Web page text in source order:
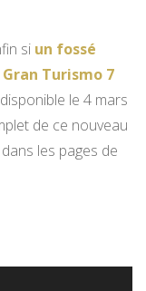
si un fossé
Turismo 7
le 4 mars
de ce nouveau
les pages de